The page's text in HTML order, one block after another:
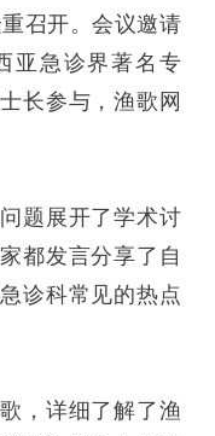
召开。会议邀请
亚急诊界著名专
长参与，渔歌网
题展开了学术讨
都发言分享了自
诊科常见的热点
，详细了解了渔